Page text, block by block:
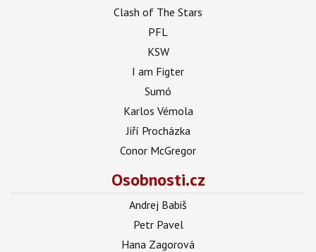
Clash of The Stars
PFL
KSW
I am Figter
Sumó
Karlos Vémola
Jiří Procházka
Conor McGregor
Osobnosti.cz
Andrej Babiš
Petr Pavel
Hana Zagorová